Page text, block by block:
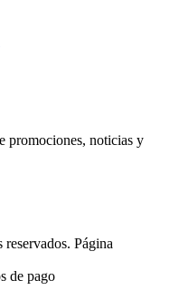
promociones, noticias y
Página